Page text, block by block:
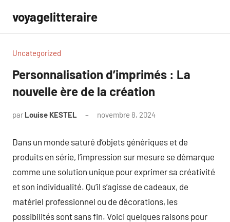
contenu
voyagelitteraire
Uncategorized
Personnalisation d’imprimés : La
nouvelle ère de la création
par Louise KESTEL novembre 8, 2024
Dans un monde saturé d’objets génériques et de
produits en série, l’impression sur mesure se démarque
comme une solution unique pour exprimer sa créativité
et son individualité. Qu’il s’agisse de cadeaux, de
matériel professionnel ou de décorations, les
possibilités sont sans fin. Voici quelques raisons pour